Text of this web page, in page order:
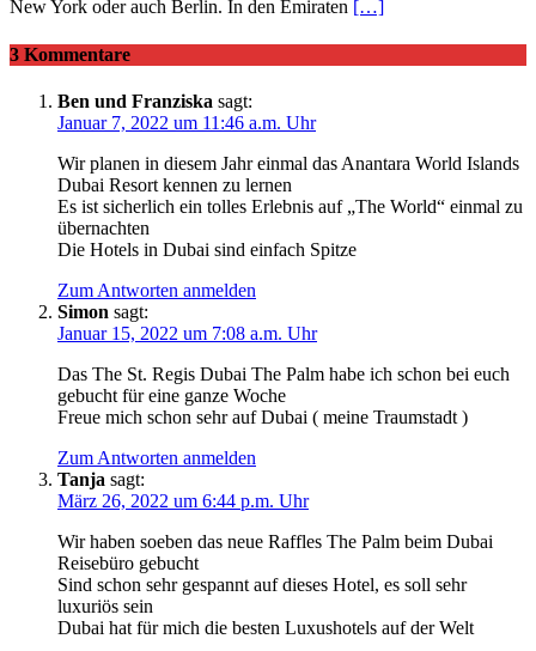
New York oder auch Berlin. In den Emiraten […]
3 Kommentare
Ben und Franziska sagt:
Januar 7, 2022 um 11:46 a.m. Uhr
Wir planen in diesem Jahr einmal das Anantara World Islands
Dubai Resort kennen zu lernen
Es ist sicherlich ein tolles Erlebnis auf „The World“ einmal zu
übernachten
Die Hotels in Dubai sind einfach Spitze
Zum Antworten anmelden
Simon sagt:
Januar 15, 2022 um 7:08 a.m. Uhr
Das The St. Regis Dubai The Palm habe ich schon bei euch
gebucht für eine ganze Woche
Freue mich schon sehr auf Dubai ( meine Traumstadt )
Zum Antworten anmelden
Tanja sagt:
März 26, 2022 um 6:44 p.m. Uhr
Wir haben soeben das neue Raffles The Palm beim Dubai
Reisebüro gebucht
Sind schon sehr gespannt auf dieses Hotel, es soll sehr
luxuriös sein
Dubai hat für mich die besten Luxushotels auf der Welt